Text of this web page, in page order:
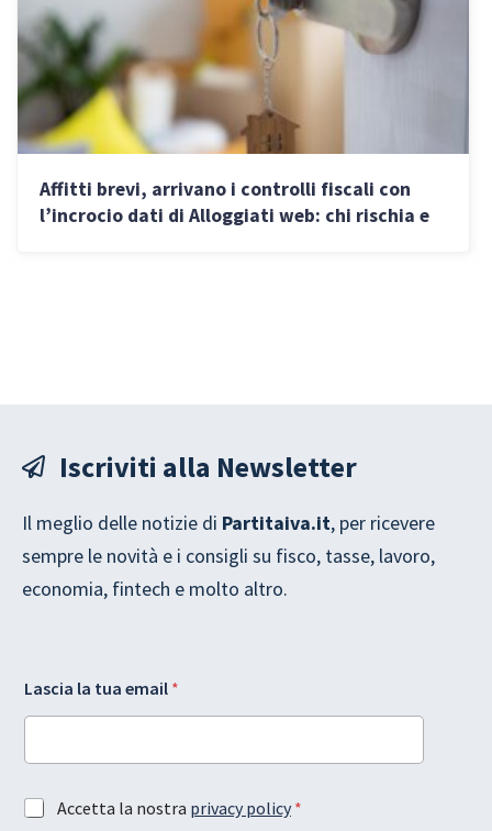
Affitti brevi, arrivano i controlli fiscali con
l’incrocio dati di Alloggiati web: chi rischia e
Iscriviti alla Newsletter
Il meglio delle notizie di Partitaiva.it, per ricevere
sempre le novità e i consigli su fisco, tasse, lavoro,
economia, fintech e molto altro.
a
y
u
G
D
G
D
R
u
a
Lascia la tua email *
A
Accetta la nostra privacy policy *